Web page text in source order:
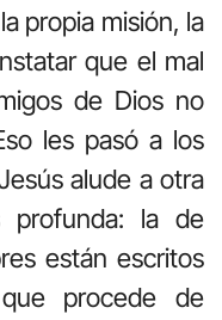
propia misión, la
que el mal
de Dios no
les pasó a los
alude a otra
profunda: la de
están escritos
procede de